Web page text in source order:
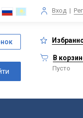
Вход |
В
Пусто